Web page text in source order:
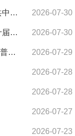
2026-07-30
就当前经济形势和下半年经济工作 中共中央召开党外人士座谈会习近平主持并发表重要讲话
2026-07-30
中共中央政治局召开会议 决定召开二十届五中全会 分析研究当前经济形势和经济工作 中共中央总书记习近平主持会议
2026-07-29
习近平致电祝贺诺瓦当选连任圣多美和普林西比总统
2026-07-28
2026-07-28
2026-07-27
2026-07-23